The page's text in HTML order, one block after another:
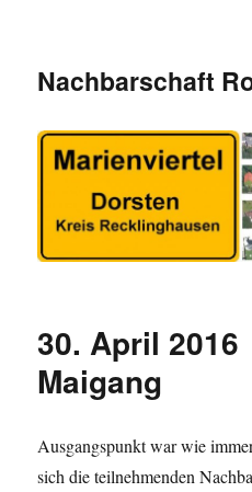
Nachbarschaft
30. April 2016
Maigang
Ausgangspunkt war wie
sich die teilnehmenden